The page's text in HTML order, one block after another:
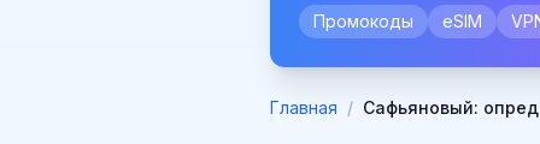
Промокоды eSIM
Главная / Сафьяновый: